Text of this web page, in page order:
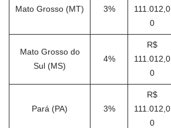
Mato Grosso (MT) 3%
111.012,0
0
Mato Grosso do
Sul (MS)
4%
R$
111.012,0
0
Pará (PA) 3%
R$
111.012,0
0